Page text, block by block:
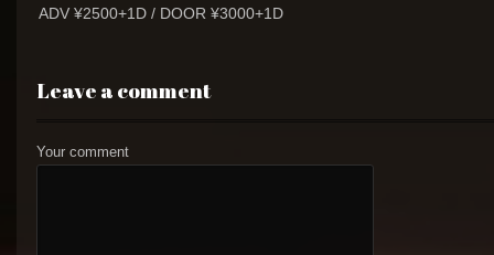
ADV ¥2500+1D / DOOR ¥3000+1D
Leave a comment
Your comment